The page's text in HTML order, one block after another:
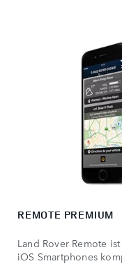
REMOTE PREMIUM
Land Rover Remote
iOS Smartphones